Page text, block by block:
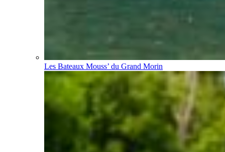
Les Bateaux Mouss’ du Grand Morin